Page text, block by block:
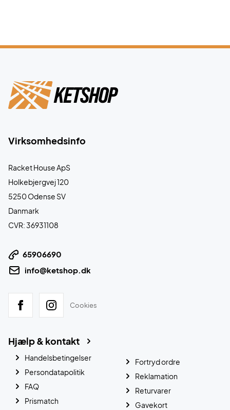
Virksomhedsinfo
Racket House ApS
Holkebjergvej 120
5250 Odense SV
Danmark
CVR: 36931108
65906690
info@ketshop.dk
Cookies
Hjælp & kontakt
Handelsbetingelser
Persondatapolitik
FAQ
Prismatch
Fortryd ordre
Reklamation
Returvarer
Gavekort